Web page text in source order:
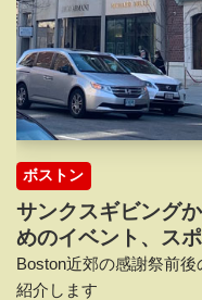
ボストン
サンクスギビング
めのイベント、ス
Boston近郊の感謝祭前
紹介します